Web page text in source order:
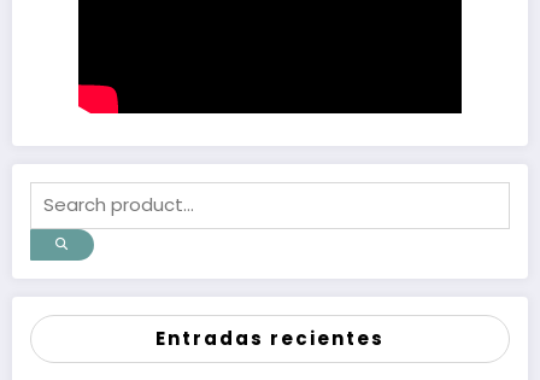
Entradas recientes